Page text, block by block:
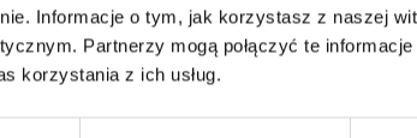
Informacje o tym, jak korzystasz z naszej
Partnerzy mogą połączyć te
korzystania z ich usług.
LUXOS Arts — Najczęściej